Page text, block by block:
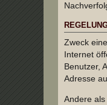
Zweck
Internet
Benutzer,
Adresse
Andere